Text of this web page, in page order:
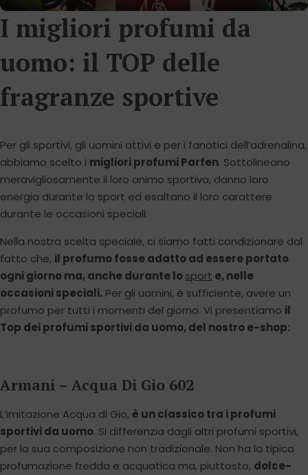
I migliori profumi da
uomo: il TOP delle
fragranze sportive
Per gli sportivi, gli uomini attivi e per i fanatici dell’adrenalina,
abbiamo scelto i miglioriprofumi Parfen. Sottolineano
meravigliosamente il loro animo sportivo, danno loro
energia durante lo sport ed esaltano il loro carattere
durante le occasioni speciali.
Nella nostra scelta speciale, ci siamo fatti condizionare dal
fatto che, il profumo fosse adatto ad essere portato
ogni giorno ma, anche durante losport e, nelle
occasioni speciali. Per gli uomini, è sufficiente, avere un
profumo per tutti i momenti del giorno. Vi presentiamo il
Top dei profumi sportivi da uomo, del nostro e-shop:
Armani – Acqua Di Gio 602
L’imitazione Acqua di Gio, è un classico tra i profumi
sportivi da uomo. Si differenzia dagli altri profumi sportivi,
per la sua composizione non tradizionale. Non ha la tipica
profumazione fredda e acquatica ma, piuttosto, dolce-